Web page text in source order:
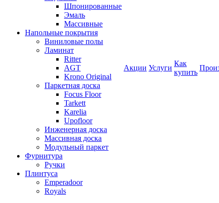
Шпонированные
Эмаль
Массивные
Напольные покрытия
Виниловые полы
Ламинат
Ritter
AGT
Krono Original
Паркетная доска
Focus Floor
Tarkett
Karelia
Upofloor
Инженерная доска
Массивная доска
Модульный паркет
Фурнитура
Ручки
Плинтуса
Emperadoor
Royals
Акции Услуги
Как
купить